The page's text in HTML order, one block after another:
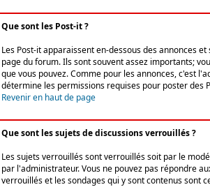
Que sont les Post-it ?
Les Post-it apparaissent en-dessous des annonces
page du forum. Ils sont souvent assez importants;
que vous pouvez. Comme pour les annonces, c'est
détermine les permissions requises pour poster des
Revenir en haut de page
Que sont les sujets de discussions verrouillés ?
Les sujets verrouillés sont verrouillés soit par le
par l'administrateur. Vous ne pouvez pas répondre
verrouillés et les sondages qui y sont contenus sont